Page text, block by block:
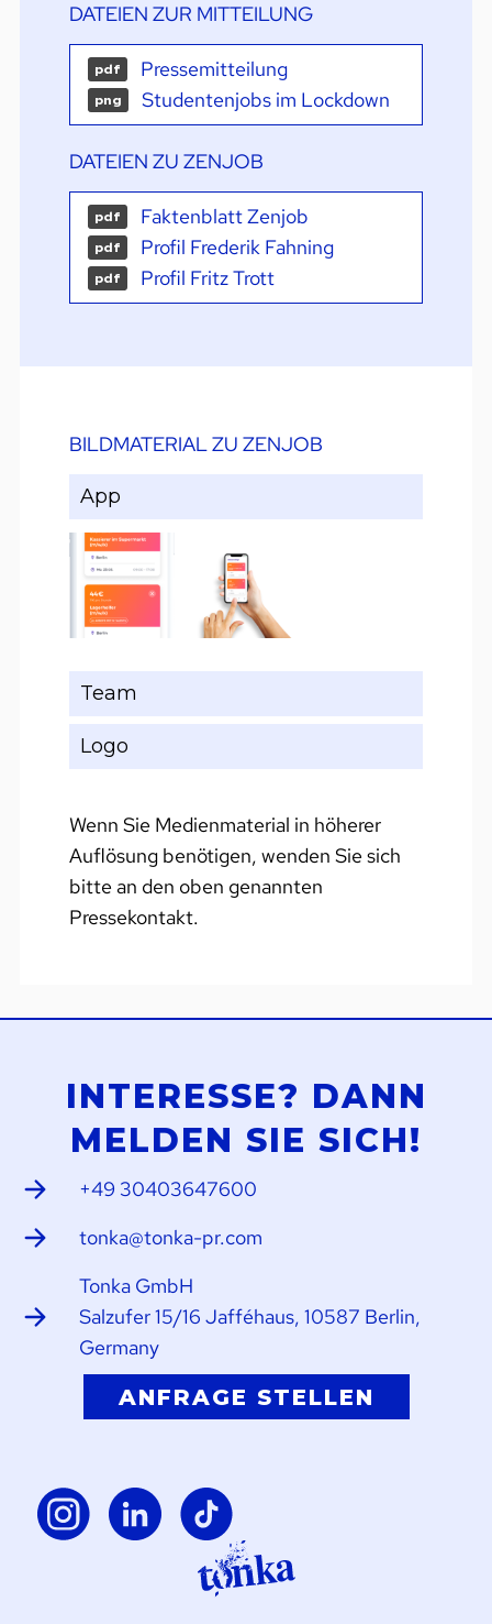
DATEIEN ZUR MITTEILUNG
pdf Pressemitteilung
png Studentenjobs im Lockdown
DATEIEN ZU ZENJOB
pdf Faktenblatt Zenjob
pdf Profil Frederik Fahning
pdf Profil Fritz Trott
BILDMATERIAL ZU ZENJOB
App
Team
Logo
Wenn Sie Medienmaterial in höherer
Auflösung benötigen, wenden Sie sich
bitte an den oben genannten
Pressekontakt.
INTERESSE? DANN
MELDEN SIE SICH!
+49 30403647600
tonka@tonka-pr.com
Tonka GmbH
Salzufer 15/16 Jafféhaus, 10587 Berlin,
Germany
ANFRAGE STELLEN